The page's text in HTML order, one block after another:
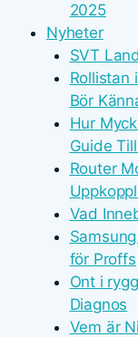
2025
Nyheter
SVT
Rollistan
Bör
Hur
Guide
Router
Vad
för Proffs
Ont i
Diagnos
Vem är